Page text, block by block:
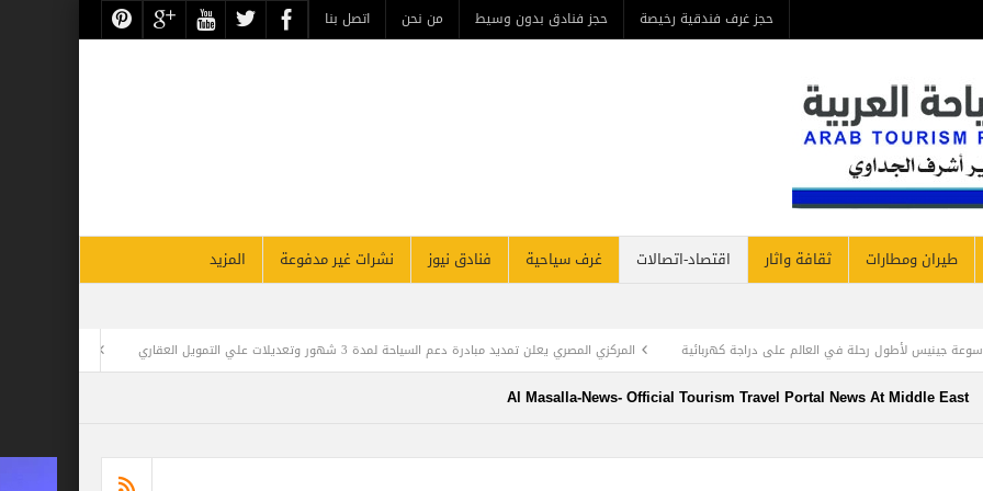
حجز غرف فندقية رخيصة حجز فنادق بدون وسيط من نحن اتصل بنا
ثقافة واثار اقتصاد-اتصالات غرف سياحية فنادق نيوز نشرات غير مدفوعة
المزيد
على دراجة كهربائية المركزي المصري يعلن تمديد مبادرة دعم السياحة لمدة 3 شهور وتعديلات علي التمويل العقاري البنك المركزي المصري يصدر قرار رفع الفائدة بواقع 300
Al Masalla-News- Official Tourism Travel Portal News At